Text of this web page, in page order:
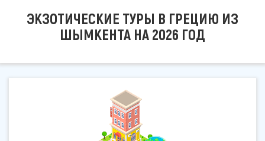
ЭКЗОТИЧЕСКИЕ ТУРЫ В ГРЕЦИЮ ИЗ
ШЫМКЕНТА НА 2026 ГОД